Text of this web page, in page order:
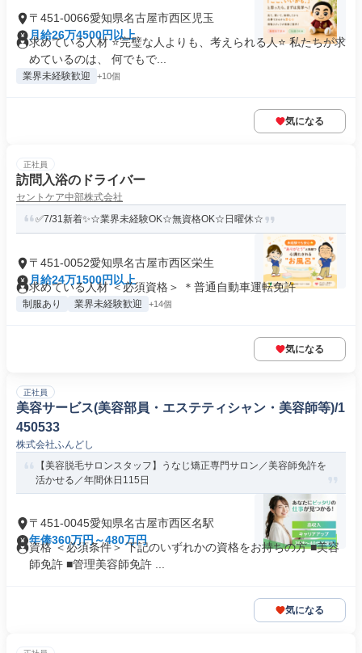
〒451-0066愛知県名古屋市西区児玉
月給26万4500円以上
求めている人材 ⭐完璧な人よりも、考えられる人⭐ 私たちが求
めているのは、 何でもで...
業界未経験歓迎 +10個
気になる
正社員
訪問入浴のドライバー
セントケア中部株式会社
✅7/31新着✨☆業界未経験OK☆無資格OK☆日曜休☆
〒451-0052愛知県名古屋市西区栄生
月給24万1500円以上
求めている人材 ＜必須資格＞ ＊普通自動車運転免許
制服あり 業界未経験歓迎 +14個
気になる
正社員
美容サービス(美容部員・エステティシャン・美容師等)/1
450533
株式会社ふんどし
【美容脱毛サロンスタッフ】うなじ矯正専門サロン／美容師免許を
活かせる／年間休日115日
〒451-0045愛知県名古屋市西区名駅
年俸360万円～480万円
資格 ＜必須条件＞ 下記のいずれかの資格をお持ちの方 ■美容
師免許 ■管理美容師免許 ...
気になる